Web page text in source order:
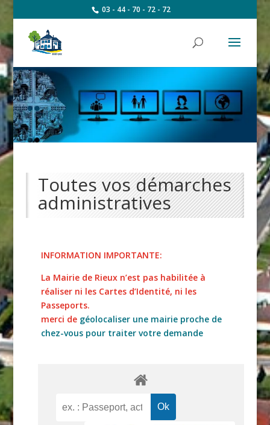
03 - 44 - 70 - 72 - 72
Toutes vos démarches
administratives
INFORMATION IMPORTANTE:
La Mairie de Rieux n’est pas habilitée à
réaliser ni les Cartes d’Identité, ni les
Passeports.
merci de géolocaliser une mairie proche de
chez-vous pour traiter votre demande